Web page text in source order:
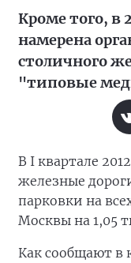
Кроме того, в
намерена
столичного
"типовые
В I квартале
железные
парковки на
Москвы на 1,05
Как сообщают в